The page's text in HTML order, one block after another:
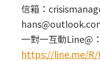
信箱：
一對一互動Line@：
https://line.me/